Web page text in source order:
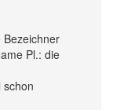
Pl.: die
schon